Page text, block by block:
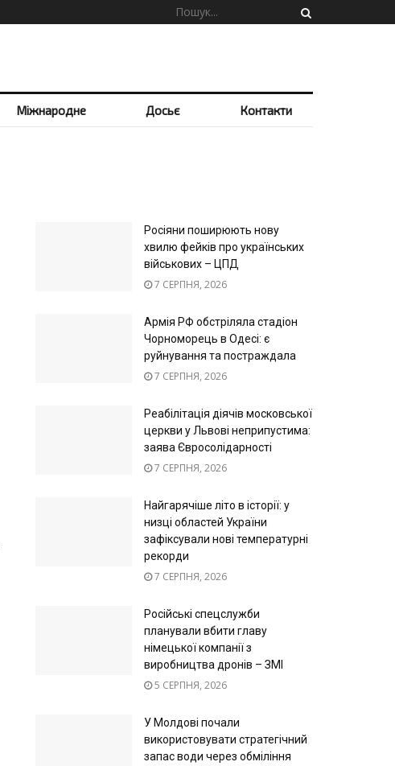
Міжнародне Досьє Контакти
Росіяни поширюють нову
хвилю фейків про українських
військових – ЦПД
7 СЕРПНЯ, 2026
Армія РФ обстріляла стадіон
Чорноморець в Одесі: є
руйнування та постраждала
7 СЕРПНЯ, 2026
Реабілітація діячів московської
церкви у Львові неприпустима:
заява Євросолідарності
7 СЕРПНЯ, 2026
Найгарячіше літо в історії: у
низці областей України
зафіксували нові температурні
рекорди
7 СЕРПНЯ, 2026
Російські спецслужби
планували вбити главу
німецької компанії з
виробництва дронів – ЗМІ
5 СЕРПНЯ, 2026
У Молдові почали
використовувати стратегічний
запас води через обміління